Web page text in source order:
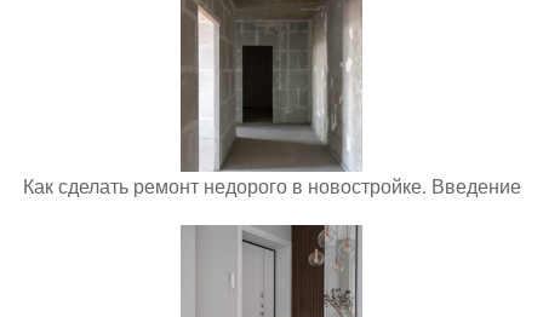
Как сделать ремонт недорого в новостройке. Введение